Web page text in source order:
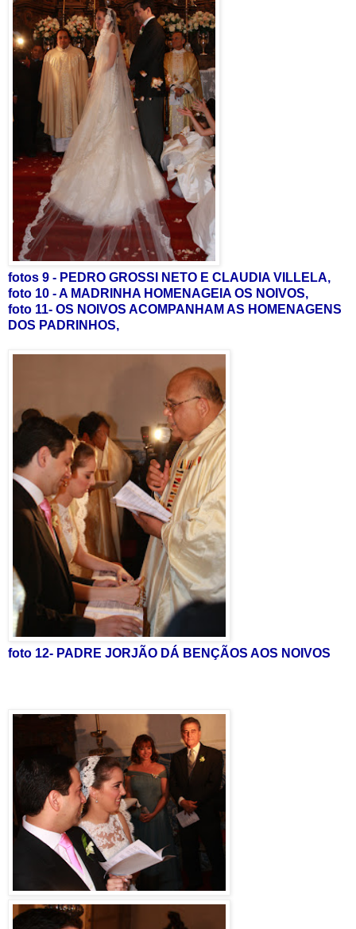
fotos 9 - PEDRO GROSSI NETO E CLAUDIA VILLELA,
foto 10 - A MADRINHA HOMENAGEIA OS NOIVOS,
foto 11- OS NOIVOS ACOMPANHAM AS HOMENAGENS
DOS PADRINHOS,
foto 12- PADRE JORJÃO DÁ BENÇÃOS AOS NOIVOS